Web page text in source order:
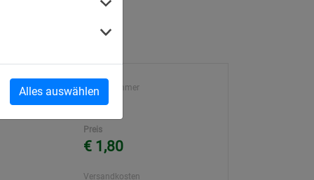
Alles auswählenArtikelnummer
3011
Preis
€ 1,80
Versandkosten